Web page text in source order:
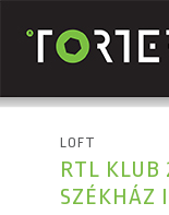
Ugrás a tartalomra
LOFT
RTL KLUB
SZÉKHÁZ